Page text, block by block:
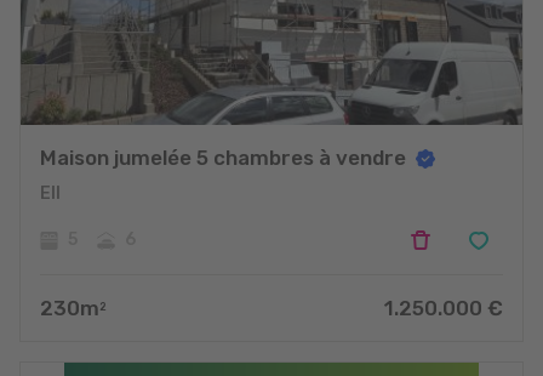
Maison jumelée 5 chambres à vendre
Ell
230m 2 1.250.000 €